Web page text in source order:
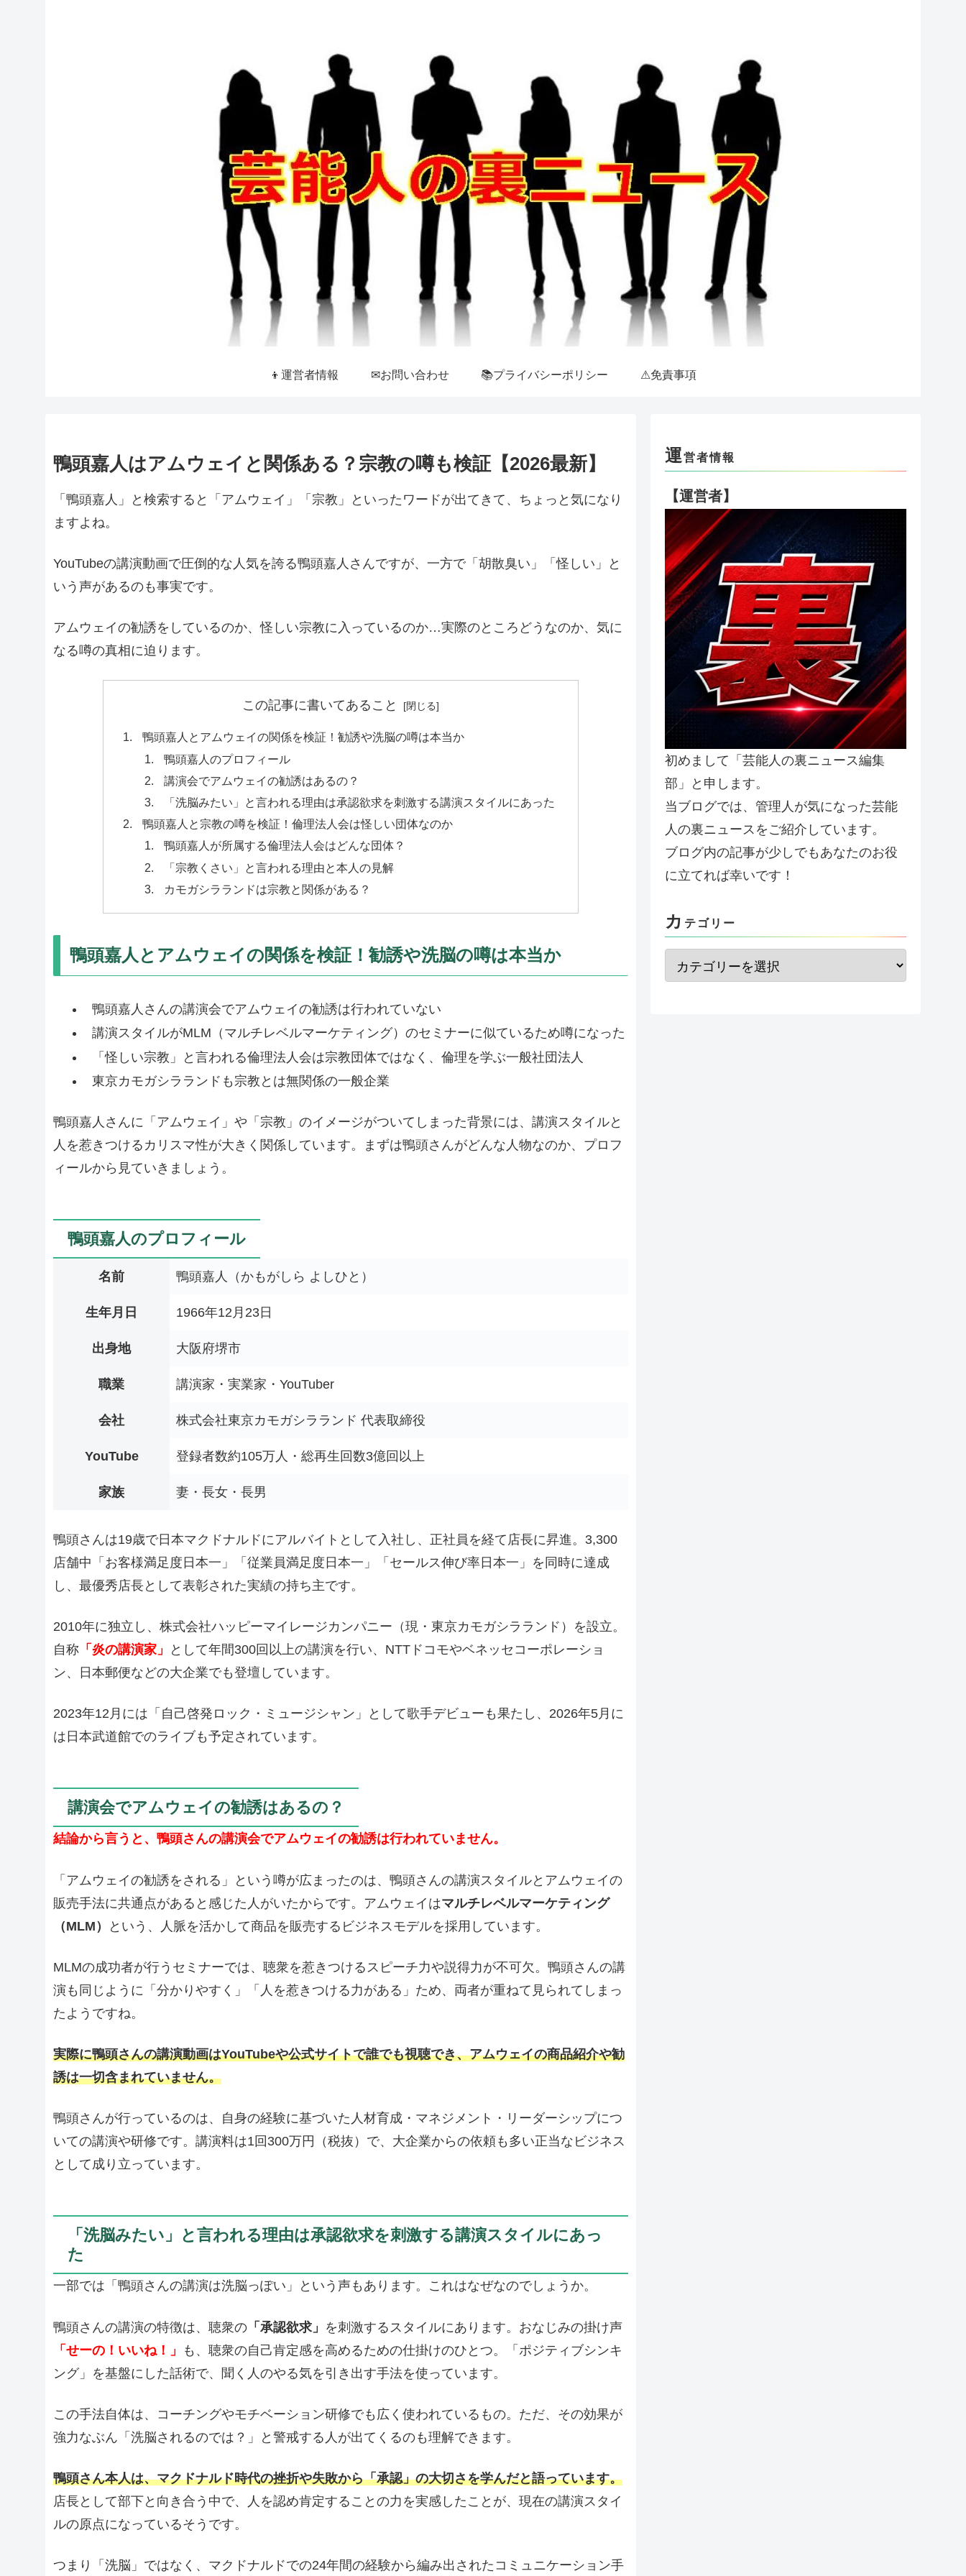
👦運営者情報 ✉お問い合わせ 📚プライバシーポリシー ⚠免責事項
鴨頭嘉人はアムウェイと関係ある？宗教の噂も検証【2026最新】
「鴨頭嘉人」と検索すると「アムウェイ」「宗教」といったワードが出てきて、ちょっと気になり
ますよね。
YouTubeの講演動画で圧倒的な人気を誇る鴨頭嘉人さんですが、一方で「胡散臭い」「怪しい」と
いう声があるのも事実です。
アムウェイの勧誘をしているのか、怪しい宗教に入っているのか…実際のところどうなのか、気に
なる噂の真相に迫ります。
この記事に書いてあること
鴨頭嘉人とアムウェイの関係を検証！勧誘や洗脳の噂は本当か
鴨頭嘉人のプロフィール
講演会でアムウェイの勧誘はあるの？
「洗脳みたい」と言われる理由は承認欲求を刺激する講演スタイルにあった
鴨頭嘉人と宗教の噂を検証！倫理法人会は怪しい団体なのか
鴨頭嘉人が所属する倫理法人会はどんな団体？
「宗教くさい」と言われる理由と本人の見解
カモガシラランドは宗教と関係がある？
鴨頭嘉人とアムウェイの関係を検証！勧誘や洗脳の噂は本当か
鴨頭嘉人さんの講演会でアムウェイの勧誘は行われていない
講演スタイルがMLM（マルチレベルマーケティング）のセミナーに似ているため噂になった
「怪しい宗教」と言われる倫理法人会は宗教団体ではなく、倫理を学ぶ一般社団法人
東京カモガシラランドも宗教とは無関係の一般企業
鴨頭嘉人さんに「アムウェイ」や「宗教」のイメージがついてしまった背景には、講演スタイルと
人を惹きつけるカリスマ性が大きく関係しています。まずは鴨頭さんがどんな人物なのか、プロフ
ィールから見ていきましょう。
鴨頭嘉人のプロフィール
名前 鴨頭嘉人（かもがしら よしひと）
生年月日 1966年12月23日
出身地 大阪府堺市
職業 講演家・実業家・YouTuber
会社 株式会社東京カモガシラランド 代表取締役
YouTube 登録者数約105万人・総再生回数3億回以上
家族 妻・長女・長男
鴨頭さんは19歳で日本マクドナルドにアルバイトとして入社し、正社員を経て店長に昇進。3,300
店舗中「お客様満足度日本一」「従業員満足度日本一」「セールス伸び率日本一」を同時に達成
し、最優秀店長として表彰された実績の持ち主です。
2010年に独立し、株式会社ハッピーマイレージカンパニー（現・東京カモガシラランド）を設立。
自称 「炎の講演家」
として年間300回以上の講演を行い、NTTドコモやベネッセコーポレーショ
ン、日本郵便などの大企業でも登壇しています。
2023年12月には「自己啓発ロック・ミュージシャン」として歌手デビューも果たし、2026年5月に
は日本武道館でのライブも予定されています。
講演会でアムウェイの勧誘はあるの？
結論から言うと、鴨頭さんの講演会でアムウェイの勧誘は行われていません。
「アムウェイの勧誘をされる」という噂が広まったのは、鴨頭さんの講演スタイルとアムウェイの
販売手法に共通点があると感じた人がいたからです。アムウェイはマルチレベルマーケティング
（MLM）
という、人脈を活かして商品を販売するビジネスモデルを採用しています。
MLMの成功者が行うセミナーでは、聴衆を惹きつけるスピーチ力や説得力が不可欠。鴨頭さんの講
演も同じように「分かりやすく」「人を惹きつける力がある」ため、両者が重ねて見られてしまっ
たようですね。
実際に鴨頭さんの講演動画はYouTubeや公式サイトで誰でも視聴でき、アムウェイの商品紹介や勧
誘は一切含まれていません。
鴨頭さんが行っているのは、自身の経験に基づいた人材育成・マネジメント・リーダーシップにつ
いての講演や研修です。講演料は1回300万円（税抜）で、大企業からの依頼も多い正当なビジネス
として成り立っています。
「洗脳みたい」と言われる理由は承認欲求を刺激する講演スタイルにあっ
た
一部では「鴨頭さんの講演は洗脳っぽい」という声もあります。これはなぜなのでしょうか。
鴨頭さんの講演の特徴は、聴衆の 「承認欲求」 を刺激するスタイルにあります。おなじみの掛け声
「せーの！いいね！」
も、聴衆の自己肯定感を高めるための仕掛けのひとつ。「ポジティブシンキ
ング」を基盤にした話術で、聞く人のやる気を引き出す手法を使っています。
この手法自体は、コーチングやモチベーション研修でも広く使われているもの。ただ、その効果が
強力なぶん「洗脳されるのでは？」と警戒する人が出てくるのも理解できます。
鴨頭さん本人は、マクドナルド時代の挫折や失敗から「承認」の大切さを学んだと語っています。
店長として部下と向き合う中で、人を認め肯定することの力を実感したことが、現在の講演スタイ
ルの原点になっているそうです。
つまり「洗脳」ではなく、マクドナルドでの24年間の経験から編み出されたコミュニケーション手
運営者情報
【運営者】
初めまして「芸能人の裏ニュース編集
部」と申します。
当ブログでは、管理人が気になった芸能
人の裏ニュースをご紹介しています。
ブログ内の記事が少しでもあなたのお役
に立てれば幸いです！
カ テゴリー